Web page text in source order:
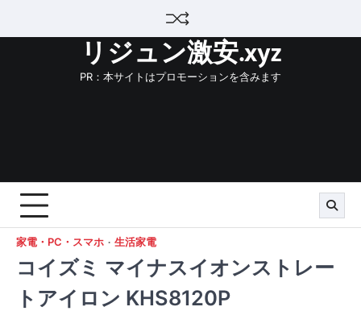
リジュン激安.xyz
PR：本サイトはプロモーションを含みます
家電・PC・スマホ 生活家電
コイズミ マイナスイオンストレー
トアイロン KHS8120P